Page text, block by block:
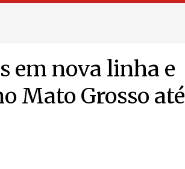
em nova linha e
Mato Grosso até